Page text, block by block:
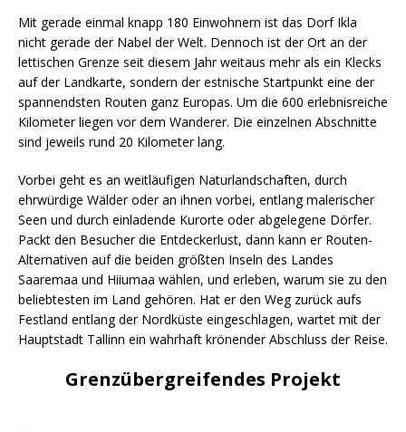
Mit gerade einmal knapp 180 Einwohnern ist das Dorf Ikla
nicht gerade der Nabel der Welt. Dennoch ist der Ort an der
lettischen Grenze seit diesem Jahr weitaus mehr als ein Klecks
auf der Landkarte, sondern der estnische Startpunkt eine der
spannendsten Routen ganz Europas. Um die 600 erlebnisreiche
Kilometer liegen vor dem Wanderer. Die einzelnen Abschnitte
sind jeweils rund 20 Kilometer lang.
Vorbei geht es an weitläufigen Naturlandschaften, durch
ehrwürdige Wälder oder an ihnen vorbei, entlang malerischer
Seen und durch einladende Kurorte oder abgelegene Dörfer.
Packt den Besucher die Entdeckerlust, dann kann er Routen-
Alternativen auf die beiden größten Inseln des Landes
Saaremaa und Hiiumaa wählen, und erleben, warum sie zu den
beliebtesten im Land gehören. Hat er den Weg zurück aufs
Festland entlang der Nordküste eingeschlagen, wartet mit der
Hauptstadt Tallinn ein wahrhaft krönender Abschluss der Reise.
Grenzübergreifendes Projekt